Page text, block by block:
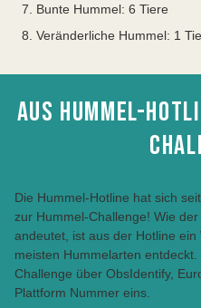
Bunte Hummel: 6 Tiere
Veränderliche Hummel: 1
AUS HUMMEL-
Die Hummel-Hotline hat sich
zur Hummel-Challenge! Wie der
andeutet, ist aus der Hotline
meisten Hummelarten
Challenge über ObsIdentify,
Plattform Nummer eins.